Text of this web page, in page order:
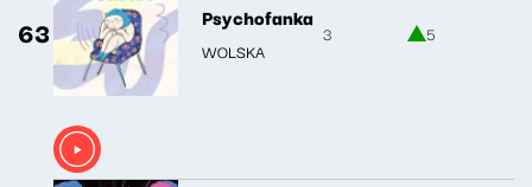
63 Psychofanka
WOLSKA
3 5